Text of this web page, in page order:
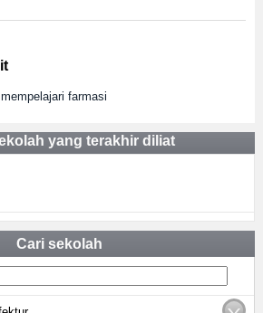
farmasi
yang terakhir diliat
Cari sekolah